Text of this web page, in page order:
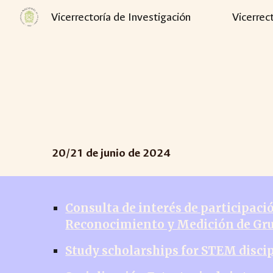
Vicerrectoría de Investigación
20/21 de junio de 2024
Consulta de interés de
Reconocimiento y Medición de
Study scholarships for STEM